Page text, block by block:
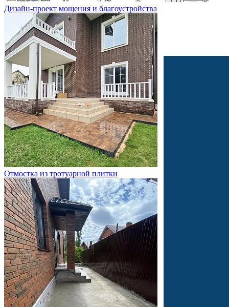
Дизайн-проект мощения и благоустройства
Отмостка из тротуарной плитки